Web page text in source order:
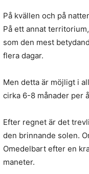
På kvällen och på
På ett annat
som den mest
flera dagar.
Men detta är möjligt i
cirka 6-8 månader per
Efter regnet är det
den brinnande solen.
Omedelbart efter en
maneter.